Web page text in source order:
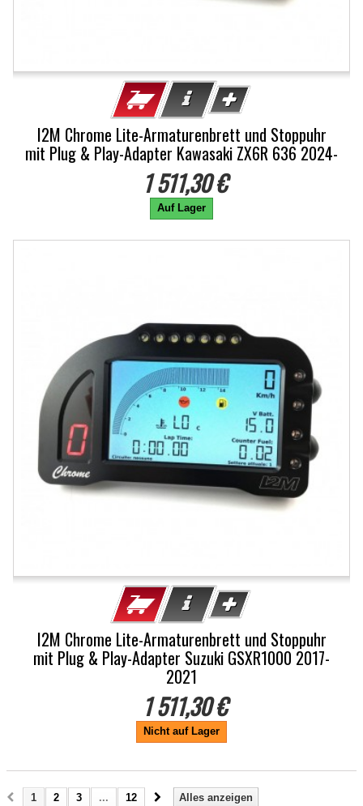
I2M Chrome Lite-Armaturenbrett und Stoppuhr
mit Plug & Play-Adapter Kawasaki ZX6R 636 2024-
1 511,30 €
Auf Lager
I2M Chrome Lite-Armaturenbrett und Stoppuhr
mit Plug & Play-Adapter Suzuki GSXR1000 2017-
2021
1 511,30 €
Nicht auf Lager
Alles anzeigen
1 2 3 ... 12